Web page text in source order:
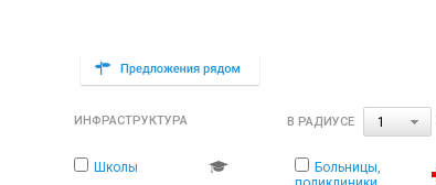
ИНФРАСТРУКТУРА В РАДИУСЕ 1
Школы
Больницы,